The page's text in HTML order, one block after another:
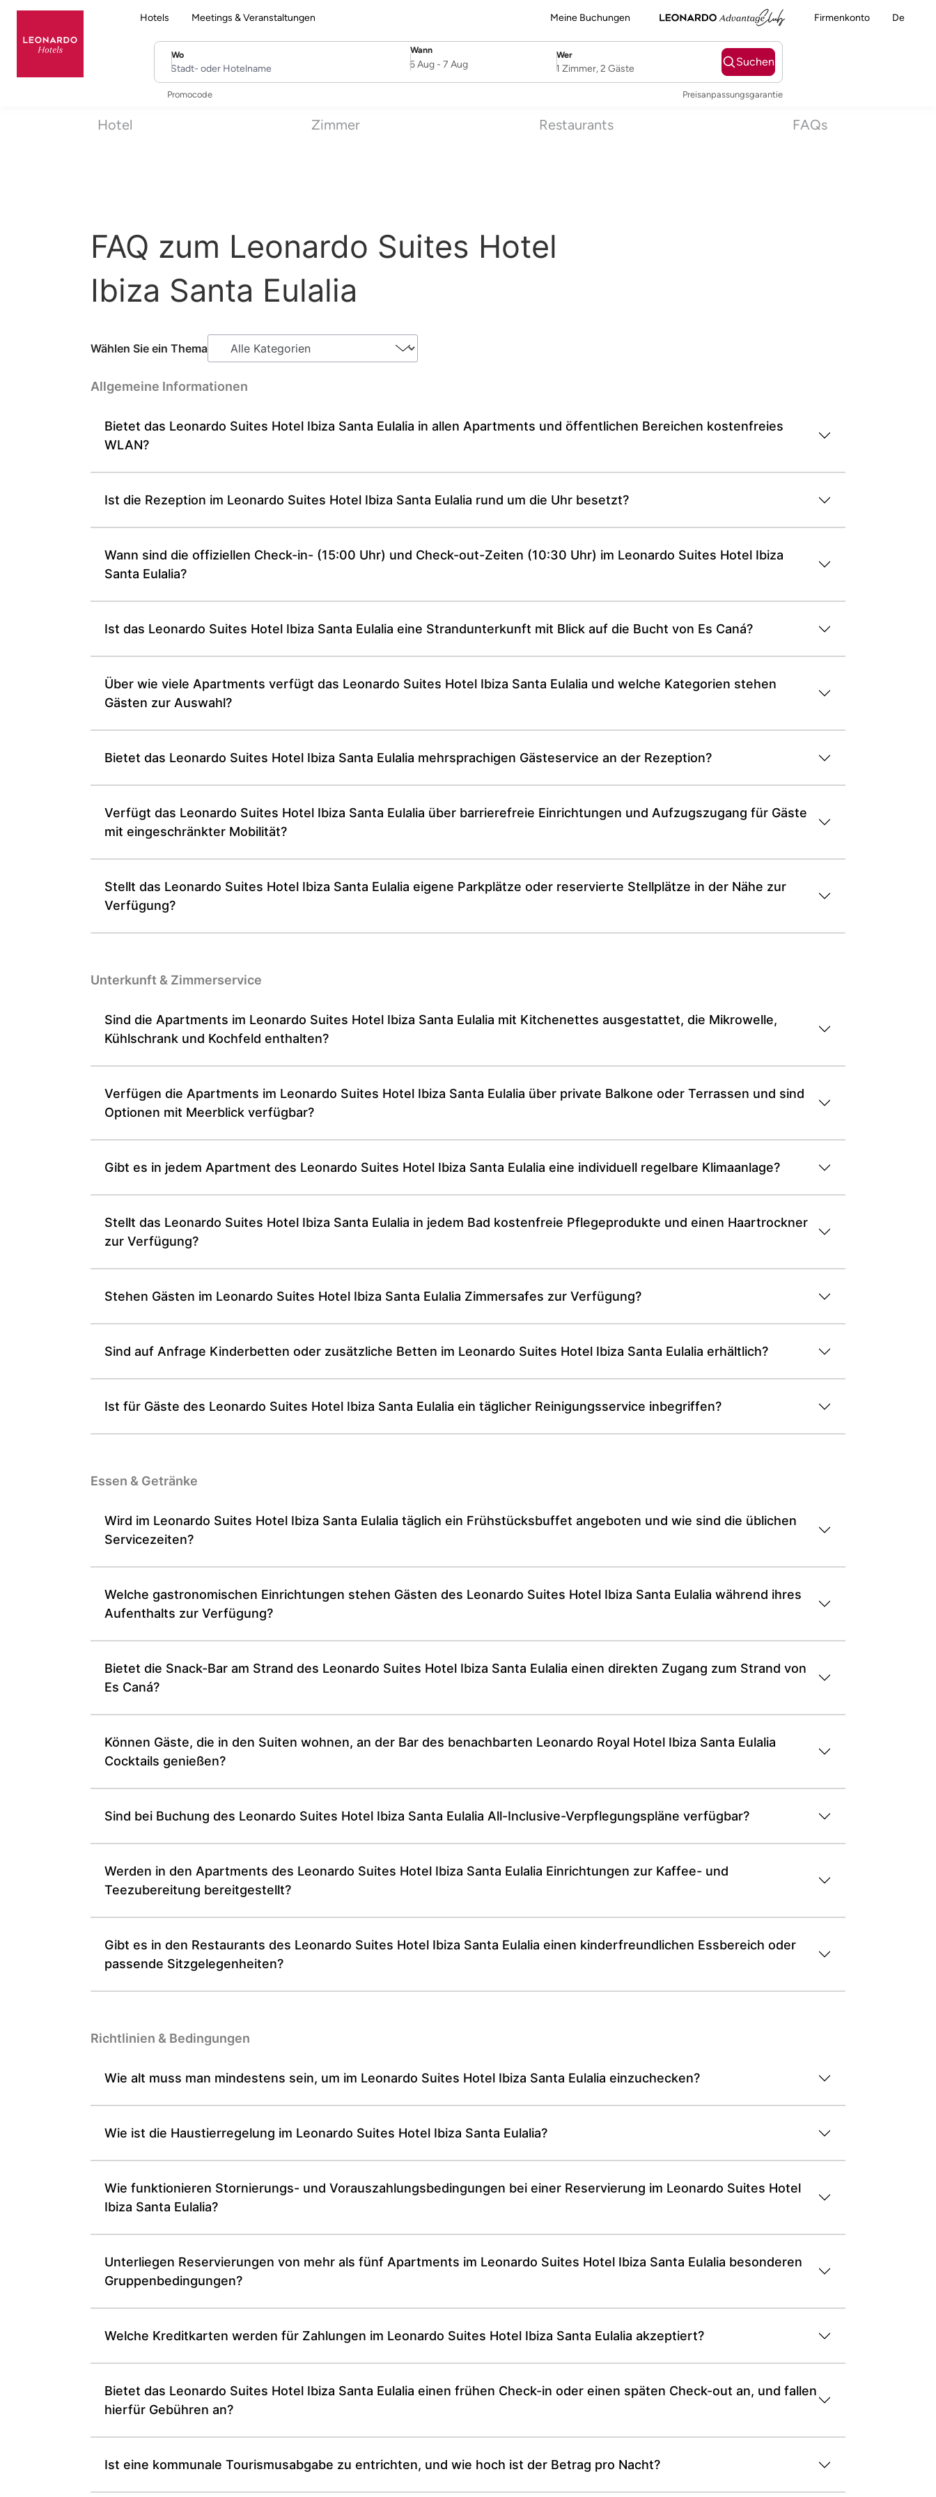
Hotels Meetings & Veranstaltungen Meine Buchungen Firmenkonto De
Wo
Stadt- oder Hotelname
Wann
SelectDate
6 Aug- 7 Aug
Wer
Username
1 Zimmer, 2 Gäste
Suchen
Promocode Preisanpassungsgarantie
Hotel Zimmer Restaurants FAQs
FAQ zum Leonardo Suites Hotel
Ibiza Santa Eulalia
Wählen Sie ein Thema
Allgemeine Informationen
Bietet das Leonardo Suites Hotel Ibiza Santa Eulalia in allen Apartments und öffentlichen Bereichen kostenfreies
WLAN?
Ist die Rezeption im Leonardo Suites Hotel Ibiza Santa Eulalia rund um die Uhr besetzt?
Wann sind die offiziellen Check-in- (15:00 Uhr) und Check-out-Zeiten (10:30 Uhr) im Leonardo Suites Hotel Ibiza
Santa Eulalia?
Ist das Leonardo Suites Hotel Ibiza Santa Eulalia eine Strandunterkunft mit Blick auf die Bucht von Es Caná?
Über wie viele Apartments verfügt das Leonardo Suites Hotel Ibiza Santa Eulalia und welche Kategorien stehen
Gästen zur Auswahl?
Bietet das Leonardo Suites Hotel Ibiza Santa Eulalia mehrsprachigen Gästeservice an der Rezeption?
Verfügt das Leonardo Suites Hotel Ibiza Santa Eulalia über barrierefreie Einrichtungen und Aufzugszugang für Gäste
mit eingeschränkter Mobilität?
Stellt das Leonardo Suites Hotel Ibiza Santa Eulalia eigene Parkplätze oder reservierte Stellplätze in der Nähe zur
Verfügung?
Unterkunft & Zimmer­service
Sind die Apartments im Leonardo Suites Hotel Ibiza Santa Eulalia mit Kitchenettes ausgestattet, die Mikrowelle,
Kühlschrank und Kochfeld enthalten?
Verfügen die Apartments im Leonardo Suites Hotel Ibiza Santa Eulalia über private Balkone oder Terrassen und sind
Optionen mit Meerblick verfügbar?
Gibt es in jedem Apartment des Leonardo Suites Hotel Ibiza Santa Eulalia eine individuell regelbare Klimaanlage?
Stellt das Leonardo Suites Hotel Ibiza Santa Eulalia in jedem Bad kostenfreie Pflegeprodukte und einen Haartrockner
zur Verfügung?
Stehen Gästen im Leonardo Suites Hotel Ibiza Santa Eulalia Zimmersafes zur Verfügung?
Sind auf Anfrage Kinderbetten oder zusätzliche Betten im Leonardo Suites Hotel Ibiza Santa Eulalia erhältlich?
Ist für Gäste des Leonardo Suites Hotel Ibiza Santa Eulalia ein täglicher Reinigungsservice inbegriffen?
Essen & Getränke
Wird im Leonardo Suites Hotel Ibiza Santa Eulalia täglich ein Frühstücksbuffet angeboten und wie sind die üblichen
Servicezeiten?
Welche gastronomischen Einrichtungen stehen Gästen des Leonardo Suites Hotel Ibiza Santa Eulalia während ihres
Aufenthalts zur Verfügung?
Bietet die Snack-Bar am Strand des Leonardo Suites Hotel Ibiza Santa Eulalia einen direkten Zugang zum Strand von
Es Caná?
Können Gäste, die in den Suiten wohnen, an der Bar des benachbarten Leonardo Royal Hotel Ibiza Santa Eulalia
Cocktails genießen?
Sind bei Buchung des Leonardo Suites Hotel Ibiza Santa Eulalia All-Inclusive-Verpflegungspläne verfügbar?
Werden in den Apartments des Leonardo Suites Hotel Ibiza Santa Eulalia Einrichtungen zur Kaffee- und
Teezubereitung bereitgestellt?
Gibt es in den Restaurants des Leonardo Suites Hotel Ibiza Santa Eulalia einen kinderfreundlichen Essbereich oder
passende Sitzgelegenheiten?
Richtlinien & Bedingungen
Wie alt muss man mindestens sein, um im Leonardo Suites Hotel Ibiza Santa Eulalia einzuchecken?
Wie ist die Haustierregelung im Leonardo Suites Hotel Ibiza Santa Eulalia?
Wie funktionieren Stornierungs- und Vorauszahlungsbedingungen bei einer Reservierung im Leonardo Suites Hotel
Ibiza Santa Eulalia?
Unterliegen Reservierungen von mehr als fünf Apartments im Leonardo Suites Hotel Ibiza Santa Eulalia besonderen
Gruppenbedingungen?
Welche Kreditkarten werden für Zahlungen im Leonardo Suites Hotel Ibiza Santa Eulalia akzeptiert?
Bietet das Leonardo Suites Hotel Ibiza Santa Eulalia einen frühen Check-in oder einen späten Check-out an, und fallen
hierfür Gebühren an?
Ist eine kommunale Tourismusabgabe zu entrichten, und wie hoch ist der Betrag pro Nacht?